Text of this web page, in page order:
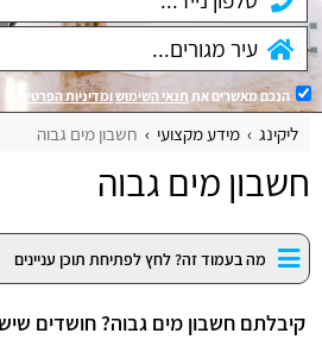
הנכם מאשרים את תנאי השימושומדיניות הפרטיות
ליקינג מידע מקצועי חשבון מים גבוה
חשבון מים גבוה
מה בעמוד זה? לחץ לפתיחת תוכן עניינים
קיבלתם חשבון מים גבוה? חושדים